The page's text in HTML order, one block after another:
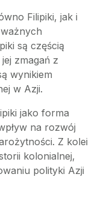
Filipiki, jak i
są częścią
zmagań z
wynikiem
w Azji.
jako forma
na rozwój
Z kolei
kolonialnej,
polityki Azji